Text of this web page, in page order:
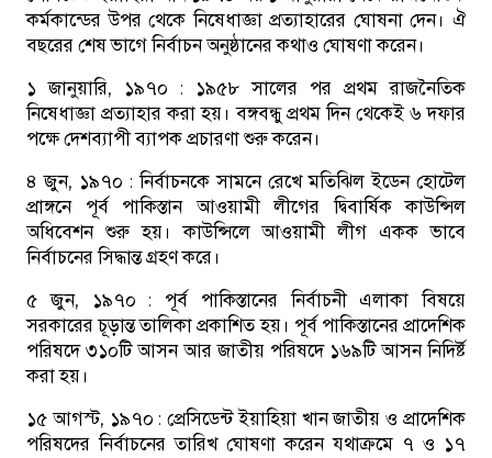
কর্মকান্ডের উপর থেকে নিষেধাজ্ঞা প্রত্যাহারের ঘোষনা দেন। ঐ
বছরের শেষ ভাগে নির্বাচন অনুষ্ঠানের কথাও ঘোষণা করেন।
১ জানুয়ারি, ১৯৭০ : ১৯৫৮ সালের পর প্রথম রাজনৈতিক
নিষেধাজ্ঞা প্রত্যাহার করা হয়। বঙ্গবন্ধু প্রথম দিন থেকেই ৬ দফার
পক্ষে দেশব্যাপী ব্যাপক প্রচারণা শুরু করেন।
৪ জুন, ১৯৭০ : নির্বাচনকে সামনে রেখে মতিঝিল ইডেন হোটেল
প্রাঙ্গনে পূর্ব পাকিস্তান আওয়ামী লীগের দ্বিবার্ষিক কাউন্সিল
অধিবেশন শুরু হয়। কাউন্সিলে আওয়ামী লীগ একক ভাবে
নির্বাচনের সিদ্ধান্ত গ্রহণ করে।
৫ জুন, ১৯৭০ : পূর্ব পাকিস্তানের নির্বাচনী এলাকা বিষয়ে
সরকারের চূড়ান্ত তালিকা প্রকাশিত হয়। পূর্ব পাকিস্তানের প্রাদেশিক
পরিষদে ৩১০টি আসন আর জাতীয় পরিষদে ১৬৯টি আসন নিদির্ষ্ট
করা হয়।
১৫ আগস্ট, ১৯৭০ : প্রেসিডেন্ট ইয়াহিয়া খান জাতীয় ও প্রাদেশিক
পরিষদের নির্বাচনের তারিখ ঘোষণা করেন যথাক্রমে ৭ ও ১৭